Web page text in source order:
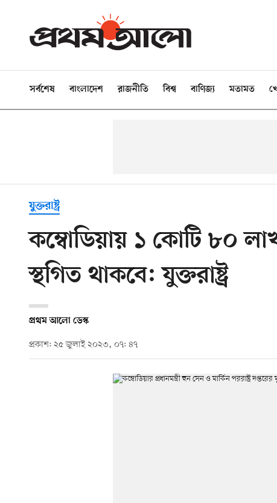
সর্বশেষ বাংলাদেশ রাজনীতি বিশ্ব বাণিজ্য মতামত
যুক্তরাষ্ট্র
কম্বোডিয়ায় ১ কোটি ৮০
স্থগিত থাকবে: যুক্তরাষ্ট্র
প্রথম আলো ডেস্ক
প্রকাশ: ২৫ জুলাই ২০২৩, ০৭: ৪৭